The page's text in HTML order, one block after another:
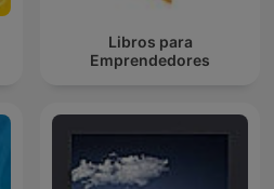
Libros para
Emprendedores